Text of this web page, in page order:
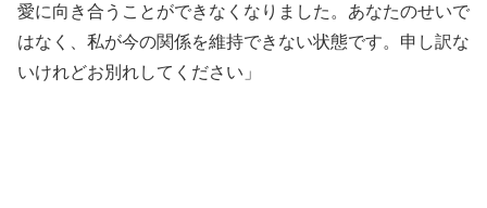
愛に向き合うことができなくなりました。あなたのせいで
はなく、私が今の関係を維持できない状態です。申し訳な
いけれどお別れしてください」